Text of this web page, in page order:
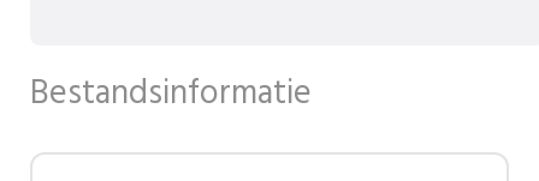
Bestandsinformatie